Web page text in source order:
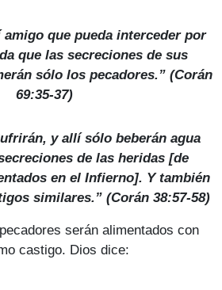
amigo que pueda interceder por
que las secreciones de sus
sólo los pecadores.” (Corán
69:35-37)
y allí sólo beberán agua
de las heridas [de
en el Infierno]. Y también
similares.” (Corán 38:57-58)
serán alimentados con
castigo. Dios dice: